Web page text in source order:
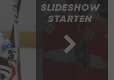
SLIDESHOW
STARTEN